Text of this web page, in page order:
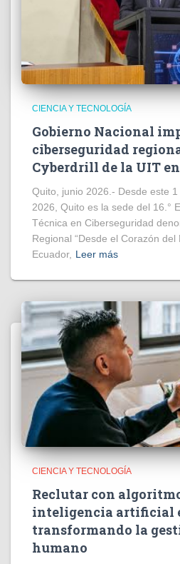
CIENCIA Y TECNOLOGÍA
Gobierno Nacional
ciberseguridad
Cyberdrill de la UIT
Quito, junio 2026.- Desde este
2026, Quito es la sede del 16.°
Técnica en Ciberseguridad
Regional “Desde el Corazón del
Ecuador, Leer más
CIENCIA Y TECNOLOGÍA
Reclutar con
inteligencia artificial
transformando la
humano